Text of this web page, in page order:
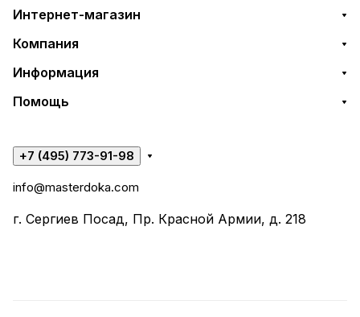
Интернет-магазин
Компания
Информация
Помощь
+7 (495) 773-91-98
info@masterdoka.com
г. Сергиев Посад, Пр. Красной Армии, д. 218